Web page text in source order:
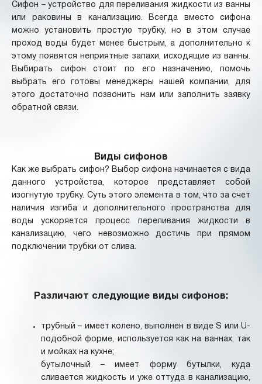
Сифон – устройство для переливания жидкости из ванны
или раковины в канализацию. Всегда вместо сифона
можно установить простую трубку, но в этом случае
проход воды будет менее быстрым, а дополнительно к
этому появятся неприятные запахи, исходящие из ванны.
Выбирать сифон стоит по его назначению, помочь
выбрать его готовы менеджеры нашей компании, для
этого достаточно позвонить нам или заполнить заявку
обратной связи.
Виды сифонов
Как же выбрать сифон? Выбор сифона начинается с вида
данного устройства, которое представляет собой
изогнутую трубку. Суть этого элемента в том, что за счет
наличия изгиба и дополнительного пространства для
воды ускоряется процесс переливания жидкости в
канализацию, чего невозможно достичь при прямом
подключении трубки от слива.
Различают следующие виды сифонов:
трубный – имеет колено, выполнен в виде S или U-
подобной форме, используется как на ваннах, так
и мойках на кухне;
бутылочный – имеет форму бутылки, куда
сливается жидкость и уже оттуда в канализацию,